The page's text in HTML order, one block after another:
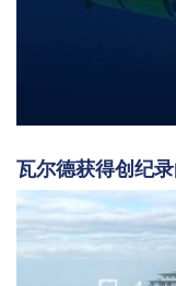
瓦尔德获得创纪